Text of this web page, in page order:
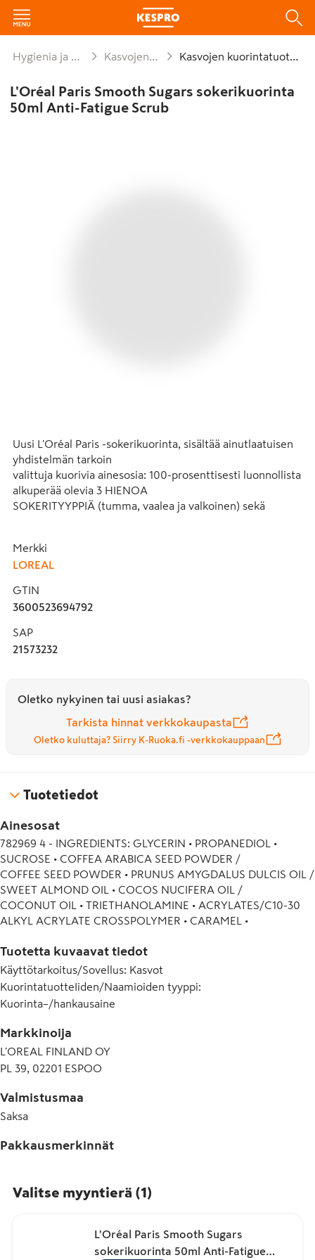
Hygienia ja siivous Kasvojenhoito Kasvojen kuorintatuotteet
L'Oréal Paris Smooth Sugars sokerikuorinta
50ml Anti-Fatigue Scrub
Uusi L'Oréal Paris -sokerikuorinta, sisältää ainutlaatuisen
yhdistelmän tarkoin
valittuja kuorivia ainesosia: 100-prosenttisesti luonnollista
alkuperää olevia 3 HIENOA
SOKERITYYPPIÄ (tumma, vaalea ja valkoinen) sekä
Koostumus sisältää myös virkistävistä ja heleyttävistä
ominaisuuksistaan tunnettua MANTELIÖLJYÄ sekä
tunnettua KOOKOSÖLJYÄ. Käytetään kasvoille ja huulille.
Kuorii ihoa, poistaa kuolleita ihosoluja ja antaa iholle
pehmeyttä. NÄKYVÄT TULOKSET VÄLITTÖMÄSTI: Ihosta
tulee puhdas, raikkaan tuntuinen, energisempi ja
koetaan elinvoimaisemmaksi, raikkaammaksi ja
silkinpehmeäksi.
Merkki
LOREAL
GTIN
3600523694792
SAP
21573232
Oletko nykyinen tai uusi asiakas?
Tarkista hinnat verkkokaupasta
Oletko kuluttaja? Siirry K-Ruoka.fi -verkkokauppaan
Tuotetiedot
Ainesosat
782969 4 - INGREDIENTS: GLYCERIN • PROPANEDIOL •
SUCROSE • COFFEA ARABICA SEED POWDER /
COFFEE SEED POWDER • PRUNUS AMYGDALUS DULCIS OIL /
SWEET ALMOND OIL • COCOS NUCIFERA OIL /
COCONUT OIL • TRIETHANOLAMINE • ACRYLATES/C10-30
ALKYL ACRYLATE CROSSPOLYMER • CARAMEL •
HYDROLYSATE • TRIDECETH-6 • PARFUM / FRAGRANCE.
FIL B226391/1
782969 4 - INGREDIENTS: GLYCERIN • PROPANEDIOL •
SUCROSE • COFFEA ARABICA SEED POWDER /
COFFEE SEED POWDER • PRUNUS AMYGDALUS DULCIS OIL /
SWEET ALMOND OIL • COCOS NUCIFERA OIL /
PEG-30 DIPOLYHYDROXYSTEARATE • SACCHARIDE
HYDROLYSATE • TRIDECETH-6 • PARFUM / FRAGRANCE.
Tuotetta kuvaavat tiedot
Käyttötarkoitus/Sovellus: Kasvot
KuorintatuotteIiden/Naamioiden tyyppi:
Kuorinta–/hankausaine
Markkinoija
L'OREAL FINLAND OY
PL 39, 02201 ESPOO
Valmistusmaa
Saksa
Pakkausmerkinnät
Valitse myyntierä (1)
L'Oréal Paris Smooth Sugars
sokerikuorinta 50ml Anti-Fatigue